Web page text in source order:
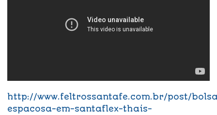
http://www.feltrossantafe.com.br/post/
espacosa-em-santaflex-thais-